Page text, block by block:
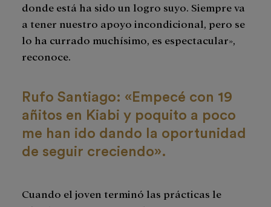
donde está ha sido un logro suyo. Siempre va
a tener nuestro apoyo incondicional, pero se
lo ha currado muchísimo, es espectacular»,
reconoce.
Rufo Santiago: «Empecé con 19
añitos en Kiabi y poquito a poco
me han ido dando la oportunidad
de seguir creciendo».
Cuando el joven terminó las prácticas le